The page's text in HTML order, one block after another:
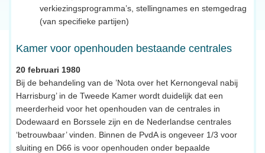
verkiezingsprogramma’s, stellingnames en stemgedrag
(van specifieke partijen)
Kamer voor openhouden bestaande centrales
20 februari 1980
Bij de behandeling van de ’Nota over het Kernongeval nabij
Harrisburg’ in de Tweede Kamer wordt duidelijk dat een
meerderheid voor het openhouden van de centrales in
Dodewaard en Borssele zijn en de Nederlandse centrales
‘betrouwbaar’ vinden. Binnen de PvdA is ongeveer 1/3 voor
sluiting en D66 is voor openhouden onder bepaalde